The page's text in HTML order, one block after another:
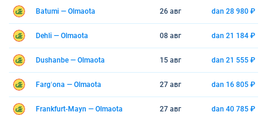
Batumi — Olmaota 26 авг dan 28 980 ₽
Dehli — Olmaota 08 авг dan 21 184 ₽
Dushanbe — Olmaota 15 авг dan 21 555 ₽
Fargʻona — Olmaota 27 авг dan 16 805 ₽
Frankfurt-Mayn — Olmaota 27 авг dan 40 785 ₽